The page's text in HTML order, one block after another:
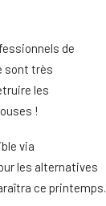
de
sont très
les
!
via
les alternatives
ce printemps.